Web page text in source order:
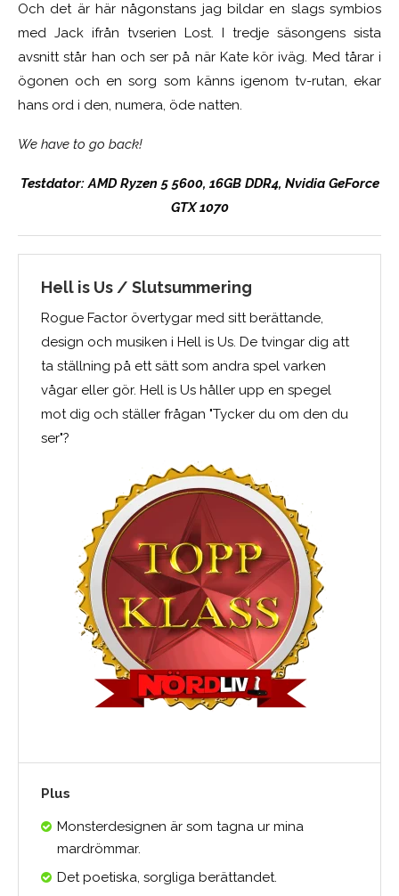
Och det är här någonstans jag bildar en slags symbios
med Jack ifrån tvserien Lost. I tredje säsongens sista
avsnitt står han och ser på när Kate kör iväg. Med tårar i
ögonen och en sorg som känns igenom tv-rutan, ekar
hans ord i den, numera, öde natten.
We have to go back!
Testdator: AMD Ryzen 5 5600, 16GB DDR4, Nvidia GeForce
GTX 1070
Hell is Us / Slutsummering
Rogue Factor övertygar med sitt berättande,
design och musiken i Hell is Us. De tvingar dig att
ta ställning på ett sätt som andra spel varken
vågar eller gör. Hell is Us håller upp en spegel
mot dig och ställer frågan "Tycker du om den du
ser"?
Plus
Monsterdesignen är som tagna ur mina
mardrömmar.
Det poetiska, sorgliga berättandet.